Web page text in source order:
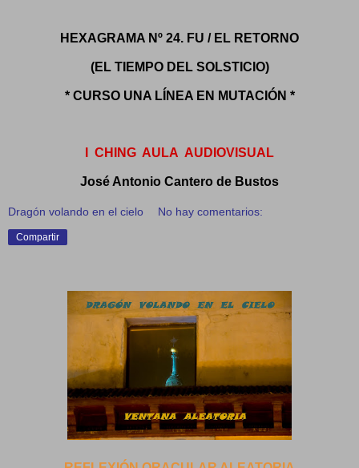
HEXAGRAMA Nº 24. FU / EL RETORNO
(EL TIEMPO DEL SOLSTICIO)
* CURSO UNA LÍNEA EN MUTACIÓN *
I CHING AULA AUDIOVISUAL
José Antonio Cantero de Bustos
Dragón volando en el cielo No hay comentarios:
Compartir